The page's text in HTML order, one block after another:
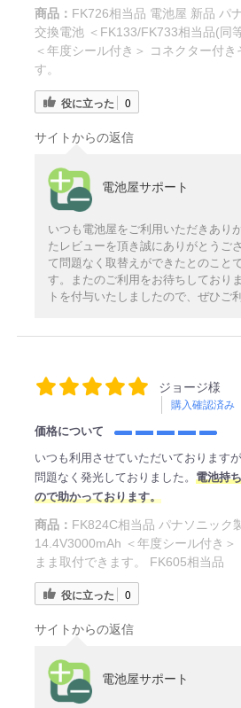
商品： FK726相当品 電池屋 新品 パ
交換電池 ＜FK133/FK733相当品(同
＜年度シール付き＞ コネクター付き
す。
役に立った 0
サイトからの返信
電池屋サポート
いつも電池屋をご利用いただきあり
たレビューを頂き誠にありがとうご
て問題なく取替えができたとのこと
す。またのご利用をお待ちしており
トを付与いたしましたので、ぜひご
ジョージ様
購入確認済み
価格について
いつも利用させていただいております
問題なく発光しておりました。 電池持
ので助かっております。
商品： FK824C相当品 パナソニック
14.4V3000mAh ＜年度シール付き
まま取付できます。 FK605相当品
役に立った 0
サイトからの返信
電池屋サポート